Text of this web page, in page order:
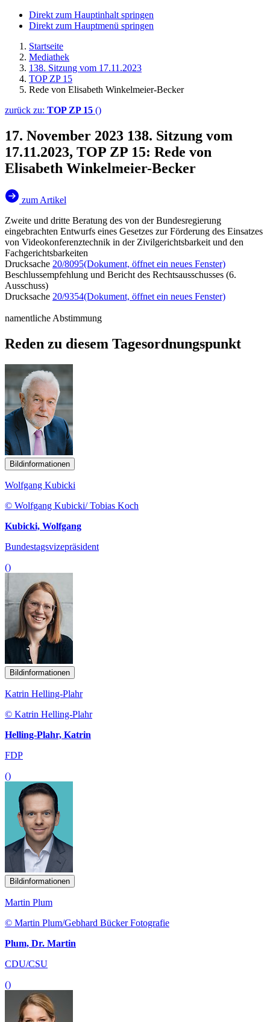
Direkt zum Hauptinhalt springen
Direkt zum Hauptmenü springen
Startseite
Mediathek
138. Sitzung vom 17.11.2023
TOP ZP 15
Rede von Elisabeth Winkelmeier-Becker
zurück zu: TOP ZP 15 ()
17. November 2023 138. Sitzung vom
17.11.2023, TOP ZP 15: Rede von
Elisabeth Winkelmeier-Becker
zum Artikel
Zweite und dritte Beratung des von der Bundesregierung
eingebrachten Entwurfs eines Gesetzes zur Förderung des Einsatzes
von Videokonferenztechnik in der Zivilgerichtsbarkeit und den
Fachgerichtsbarkeiten
Drucksache 20/8095(Dokument, öffnet ein neues Fenster)
Beschlussempfehlung und Bericht des Rechtsausschusses (6.
Ausschuss)
Drucksache 20/9354(Dokument, öffnet ein neues Fenster)
namentliche Abstimmung
Reden zu diesem Tagesordnungspunkt
Bildinformationen
Wolfgang Kubicki
© Wolfgang Kubicki/ Tobias Koch
Kubicki, Wolfgang
Bundestagsvizepräsident
()
Bildinformationen
Katrin Helling-Plahr
© Katrin Helling-Plahr
Helling-Plahr, Katrin
FDP
()
Bildinformationen
Martin Plum
© Martin Plum/Gebhard Bücker Fotografie
Plum, Dr. Martin
CDU/CSU
()